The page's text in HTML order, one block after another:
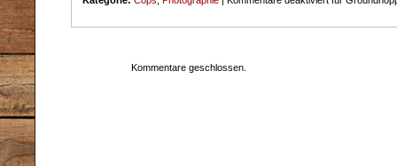
Kommentare geschlossen.